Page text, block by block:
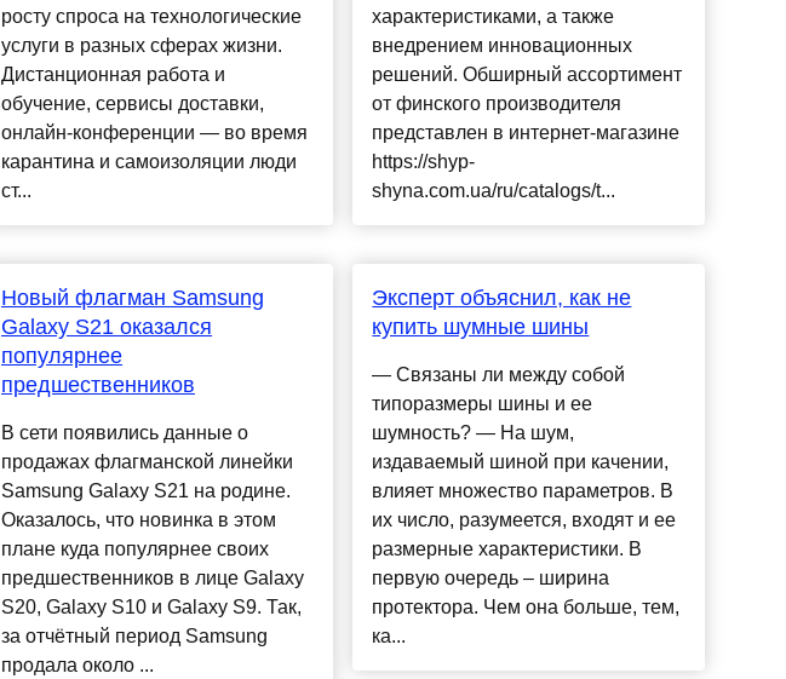
росту спроса на технологические
услуги в разных сферах жизни.
Дистанционная работа и
обучение, сервисы доставки,
онлайн-конференции — во время
карантина и самоизоляции люди
ст...
Новый флагман Samsung
Galaxy S21 оказался
популярнее
предшественников
В сети появились данные о
продажах флагманской линейки
Samsung Galaxy S21 на родине.
Оказалось, что новинка в этом
плане куда популярнее своих
предшественников в лице Galaxy
S20, Galaxy S10 и Galaxy S9. Так,
за отчётный период Samsung
продала около ...
характеристиками, а также
внедрением инновационных
решений. Обширный ассортимент
от финского производителя
представлен в интернет-магазине
https://shyp-
shyna.com.ua/ru/catalogs/t...
Эксперт объяснил, как не
купить шумные шины
— Связаны ли между собой
типоразмеры шины и ее
шумность? — На шум,
издаваемый шиной при качении,
влияет множество параметров. В
их число, разумеется, входят и ее
размерные характеристики. В
первую очередь – ширина
протектора. Чем она больше, тем,
ка...